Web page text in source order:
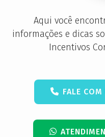
Aqui você
informações e dicas
Incentivos
FALE